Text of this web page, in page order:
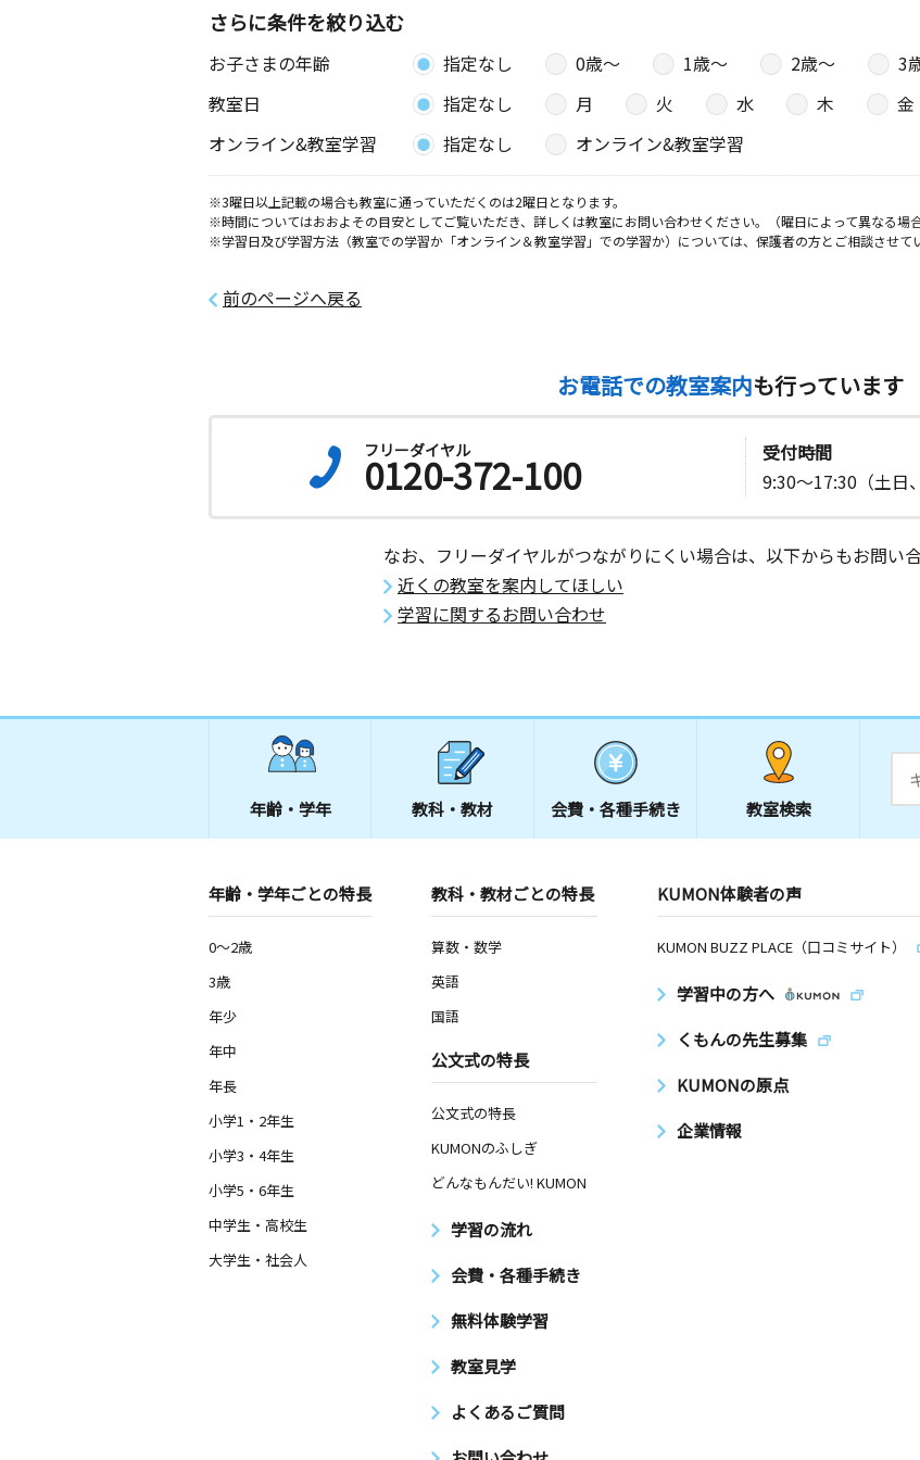
さらに条件を絞り込む
お子さまの年齢 指定なし 0歳〜 1歳〜 2歳〜 3
教室日
指定なし 月 火 水 木 金
オンライン&教室学習
指定なし オンライン&教室学習
※3曜日以上記載の場合も教室に通っていただくのは2曜日となります。
※時間についてはおおよその目安としてご覧いただき、詳しくは教室にお問い合わせください。（曜日によって異なる場
※学習日及び学習方法（教室での学習か「オンライン＆教室学習」での学習か）については、保護者の方とご相談させて
前のページへ戻る
お電話での教室案内も行っています
フリーダイヤル
0120-372-100
受付時間
9:30～17:30（土日
なお、フリーダイヤルがつながりにくい場合は、以下からもお問い
近くの教室を案内してほしい
学習に関するお問い合わせ
年齢・学年 教科・教材 会費・ 各種手続き 教室検索
年齢・学年ごとの特長
0～2歳
3歳
年少
年中
年長
小学1・2年生
小学3・4年生
小学5・6年生
中学生・高校生
大学生・社会人
教科・教材ごとの特長
算数・数学
英語
国語
公文式の特長
公文式の特長
KUMONのふしぎ
どんなもんだい! KUMON
学習の流れ
会費・各種手続き
無料体験学習
教室見学
よくあるご質問
KUMON体験者の声
KUMON BUZZ PLACE（口コミサイト）
学習中の方へ
くもんの先生募集
KUMONの原点
企業情報